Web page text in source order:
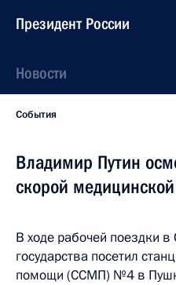
Президент России
Новости
События
Владимир Путин
скорой
В ходе рабочей поездки в
государства посетил
помощи (ССМП) №4 в